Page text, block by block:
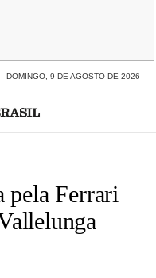
DOMINGO, 9 DE AGOSTO DE 2026
pela Ferrari